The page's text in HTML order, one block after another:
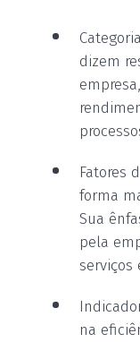
dizem
Fatores
forma
Sua
pela
serviços
na